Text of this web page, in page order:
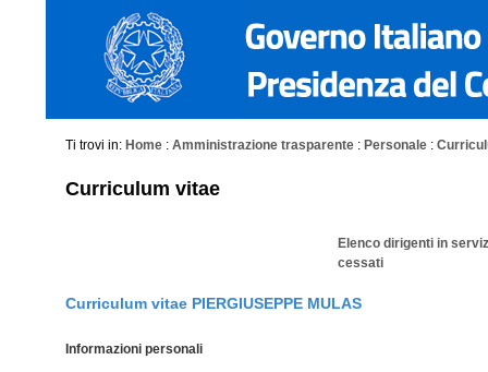
Ti trovi in: Home : Amministrazione trasparente : Personale :
Curriculum vitae
Elenco dirigenti in
cessati
Curriculum vitae PIERGIUSEPPE MULAS
Informazioni personali